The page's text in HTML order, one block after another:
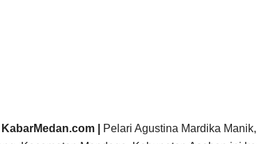
|
Pelari Agustina Mardika